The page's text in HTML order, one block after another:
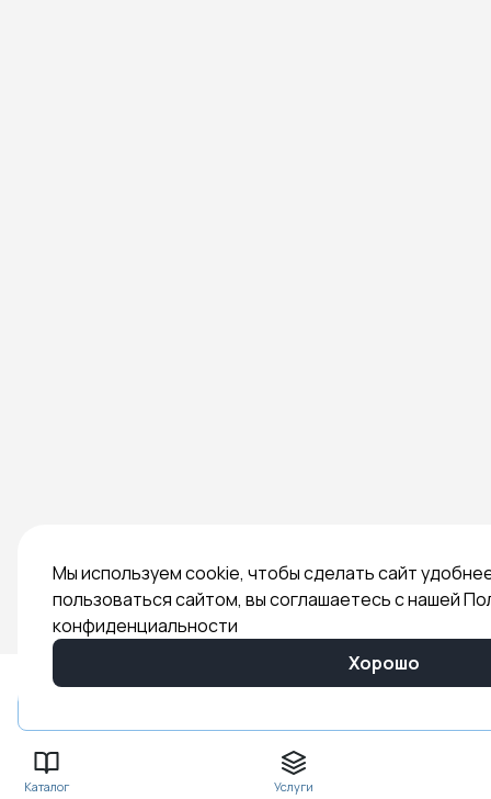
Каталог Услуги
Мы используем cookie, чтобы сделать сайт
пользоваться сайтом, вы соглашаетесь с нашей
конфиденциальности
Хорошо